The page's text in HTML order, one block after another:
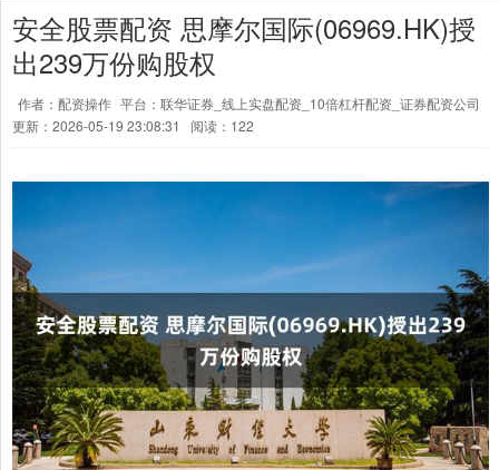
安全股票配资 思摩尔国际(06969.HK)授
出239万份购股权
作者：配资操作 平台：联华证券_线上实盘配资_10倍杠杆配资_证券配资公司
更新：2026-05-19 23:08:31
阅读：122